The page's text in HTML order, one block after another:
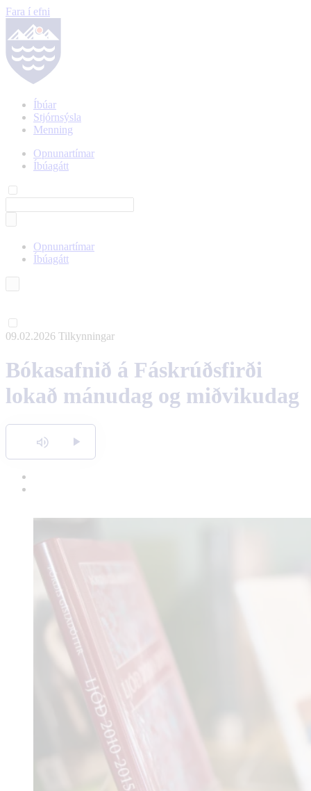
Fara í efni
Íbúar
Stjórnsýsla
Menning
Opnunartímar
Íbúagátt
Opnunartímar
Íbúagátt
Polski
09.02.2026 Tilkynningar
Bókasafnið á Fáskrúðsfirði
lokað mánudag og miðvikudag
Hlusta